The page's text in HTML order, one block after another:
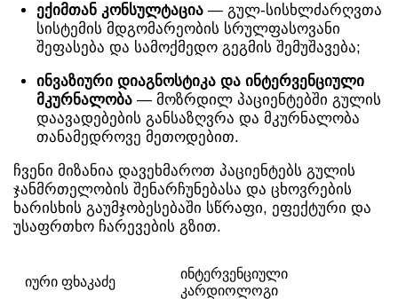
ექიმთან კონსულტაცია— გულ-სისხლძარღვთა
სისტემის მდგომარეობის სრულფასოვანი
შეფასება და სამოქმედო გეგმის შემუშავება;
ინვაზიური დიაგნოსტიკა და ინტერვენციული
მკურნალობა— მოზრდილ პაციენტებში გულის
დაავადებების განსაზღვრა და მკურნალობა
თანამედროვე მეთოდებით.
ჩვენი მიზანია დავეხმაროთ პაციენტებს გულის
ჯანმრთელობის შენარჩუნებასა და ცხოვრების
ხარისხის გაუმჯობესებაში სწრაფი, ეფექტური და
უსაფრთხო ჩარევების გზით.
იური ფხაკაძე
ინტერვენციული
კარდიოლოგი